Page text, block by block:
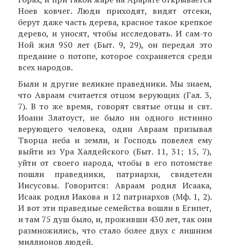
Ноев ковчег. Люди прихо­дят, видят отсеки,
берут даже часть дерева, красное такое крепкое
дерево, и уносят, чтобы исследовать. И сам-то
Ной жил 950 лет (Быт. 9, 29), он передал это
предание о потопе, которое сохраняется среди
всех народов.
Были и другие великие праведники. Мы знаем,
что Авраам считается отцом верующих (Гал. 3,
7). В то же время, говорят святые отцы и свт.
Иоанн Златоуст, не было ни одного истинно
верующего человека, один Авраам призывал
Творца неба и земли, и Господь повелел ему
выйти из Ура Халдейского (Быт. 11, 31; 15, 7),
уйти от своего народа, чтобы в его потомстве
пошли праведники, патриархи, свидетели
Иисусовы. Говорится: Авраам родил Исаака,
Исаак родил Иакова и 12 патриархов (Мф. 1, 2).
И вот эти праведные семейства вошли в Египет,
и там 75 душ было, и, проживши 430 лет, так они
размножились, что стало более двух с лишним
миллионов людей.